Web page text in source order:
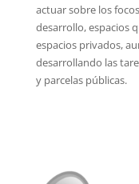
actuar sobre los
desarrollo, espacios
espacios privados,
desarrollando las
y parcelas públicas.